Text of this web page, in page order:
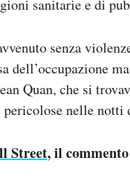
sanitarie e di
senza
dell’occupazione
Quan, che si
nelle notti
Street, il